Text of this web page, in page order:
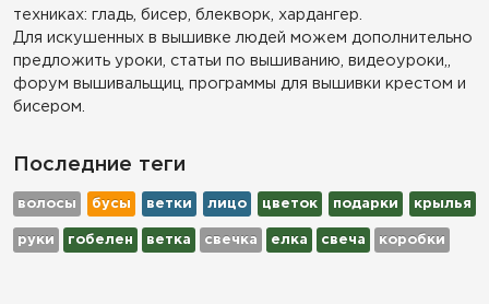
техниках: гладь, бисер, блекворк, хардангер.
Для искушенных в вышивке людей можем дополнительно
предложить уроки, статьи по вышиванию, видеоуроки,,
форум вышивальщиц, программы для вышивки крестом и
бисером.
Последние теги
волосы бусы ветки лицо цветок подарки крылья
руки гобелен ветка свечка елка свеча коробки